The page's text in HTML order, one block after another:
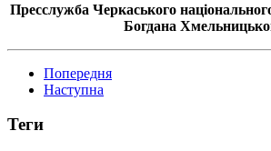
Пресслужба Черкаського
Богдана
Попередня
Наступна
Теги